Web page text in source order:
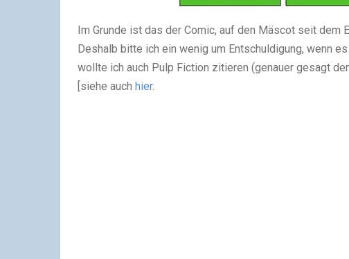
Im Grunde ist das der Comic, auf den Mäscot seit dem
Deshalb bitte ich ein wenig um Entschuldigung, wenn
wollte ich auch Pulp Fiction zitieren (genauer gesagt
[siehe auch hier.